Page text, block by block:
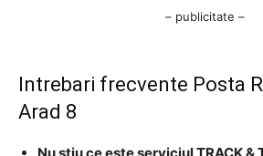
– publicitate –
Intrebari frecvente Posta
Arad 8